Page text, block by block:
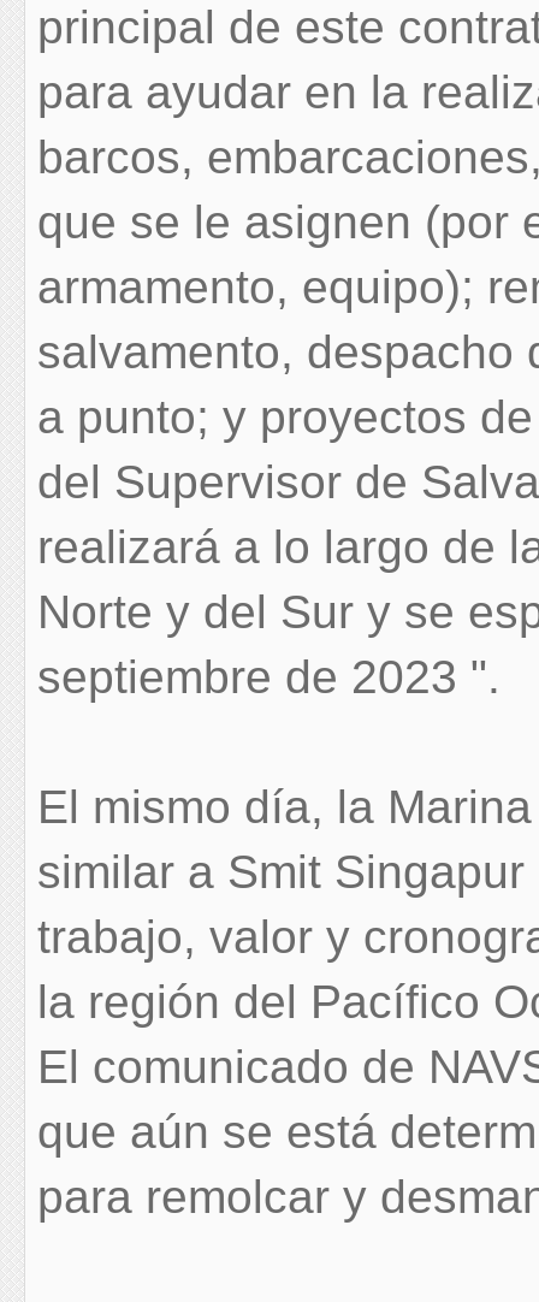
principal de este
para ayudar en la
barcos,
que se le asignen (por
armamento, equipo);
salvamento, despacho
a punto; y proyectos
del Supervisor de
realizará a lo largo de
Norte y del Sur y se
septiembre de 2023 ".
El mismo día, la
similar a Smit
trabajo, valor y
la región del Pacífico
El comunicado de
que aún se está
para remolcar y